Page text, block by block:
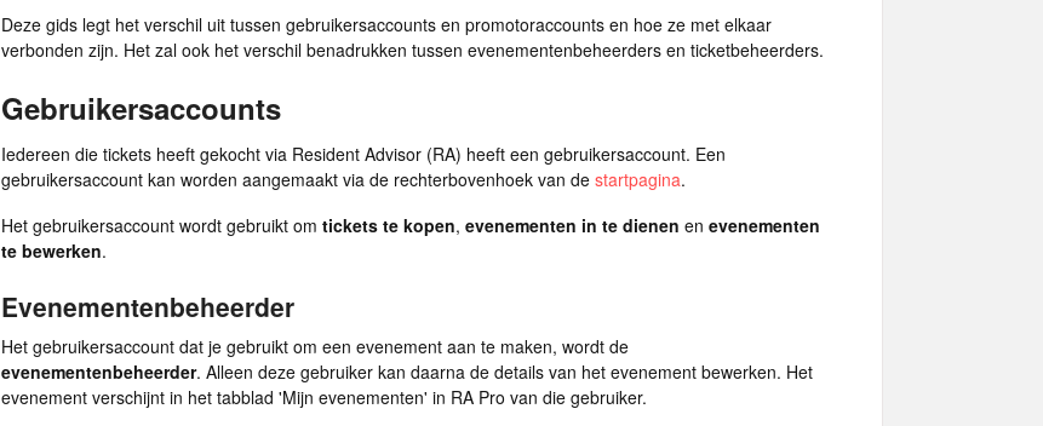
Deze gids legt het verschil uit tussen gebruikersaccounts en promotoraccounts en hoe ze met elkaar
verbonden zijn. Het zal ook het verschil benadrukken tussen evenementenbeheerders en ticketbeheerders.
Gebruikersaccounts
Iedereen die tickets heeft gekocht via Resident Advisor (RA) heeft een gebruikersaccount. Een
gebruikersaccount kan worden aangemaakt via de rechterbovenhoek van de startpagina.
Het gebruikersaccount wordt gebruikt om tickets te kopen, evenementen in te dienen en evenementen
te bewerken.
Evenementenbeheerder
Het gebruikersaccount dat je gebruikt om een evenement aan te maken, wordt de
evenementenbeheerder. Alleen deze gebruiker kan daarna de details van het evenement bewerken. Het
evenement verschijnt in het tabblad 'Mijn evenementen' in RA Pro van die gebruiker.